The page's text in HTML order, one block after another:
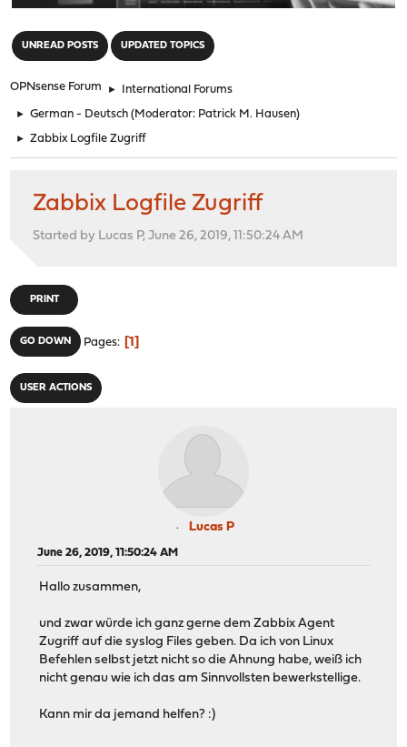
UNREAD POSTS UPDATED TOPICS
OPNsense Forum ► International Forums
► German - Deutsch (Moderator: Patrick M. Hausen)
► Zabbix Logfile Zugriff
Zabbix Logfile Zugriff
Started by Lucas P, June 26, 2019, 11:50:24 AM
PRINT
GO DOWN Pages 1
USER ACTIONS
Lucas P
June 26, 2019, 11:50:24 AM
Hallo zusammen,
und zwar würde ich ganz gerne dem Zabbix Agent
Zugriff auf die syslog Files geben. Da ich von Linux
Befehlen selbst jetzt nicht so die Ahnung habe, weiß ich
nicht genau wie ich das am Sinnvollsten bewerkstellige.
Kann mir da jemand helfen? :)